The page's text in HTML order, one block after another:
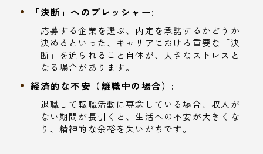
「決断」へのプレッシャー:
応募する企業を選ぶ、内定を承諾するかどうか
決めるといった、キャリアにおける重要な「決
断」を迫られること自体が、大きなストレスと
なる場合があります。
経済的な不安（離職中の場合）:
退職して転職活動に専念している場合、収入が
ない期間が長引くと、生活への不安が大きくな
り、精神的な余裕を失いがちです。